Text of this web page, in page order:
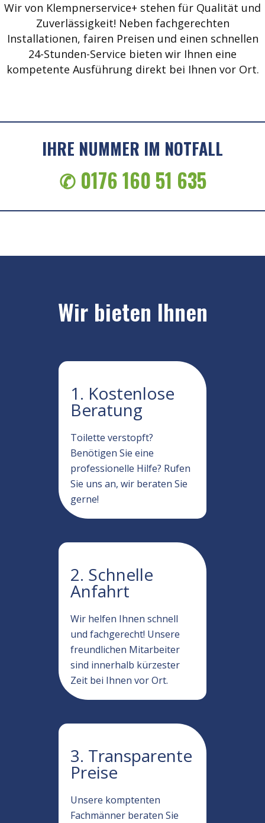
Wir von Klempnerservice+ stehen für Qualität und
Zuverlässigkeit! Neben fachgerechten
Installationen, fairen Preisen und einen schnellen
24-Stunden-Service bieten wir Ihnen eine
kompetente Ausführung direkt bei Ihnen vor Ort.
IHRE NUMMER IM NOTFALL
✆ 0176 160 51 635
Wir bieten Ihnen
1. Kostenlose
Beratung
Toilette verstopft?
Benötigen Sie eine
professionelle Hilfe? Rufen
Sie uns an, wir beraten Sie
gerne!
2. Schnelle
Anfahrt
Wir helfen Ihnen schnell
und fachgerecht! Unsere
freundlichen Mitarbeiter
sind innerhalb kürzester
Zeit bei Ihnen vor Ort.
3. Transparente
Preise
Unsere komptenten
Fachmänner beraten Sie